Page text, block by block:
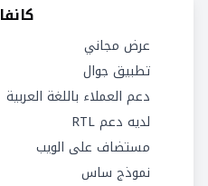
كانفا
عرض مجاني
تطبيق جوال
دعم العملاء باللغة العربية
لديه دعم RTL
مستضاف على الويب
نموذج ساس